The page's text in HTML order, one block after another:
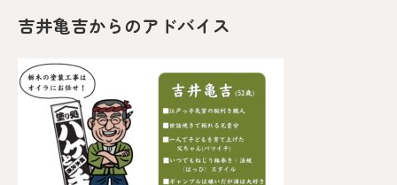
吉井亀吉からのアドバイス